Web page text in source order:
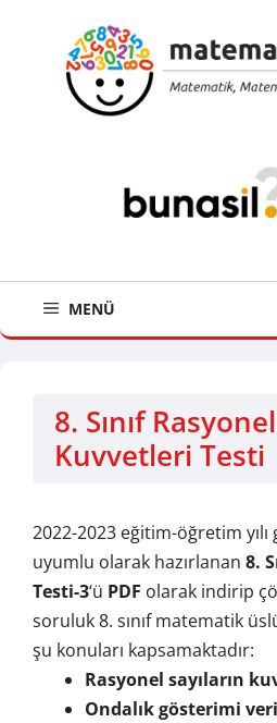
MENÜ
8. Sınıf
Kuvvetleri Testi
2022-2023 eğitim-öğretim yılı
uyumlu olarak hazırlanan 8.
Testi-3‘ü PDF olarak indirip
soruluk 8. sınıf matematik
şu konuları kapsamaktadır:
Rasyonel sayıların
Ondalık gösterimi